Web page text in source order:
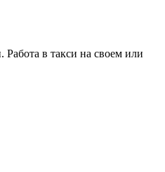
Работа в такси на своем или